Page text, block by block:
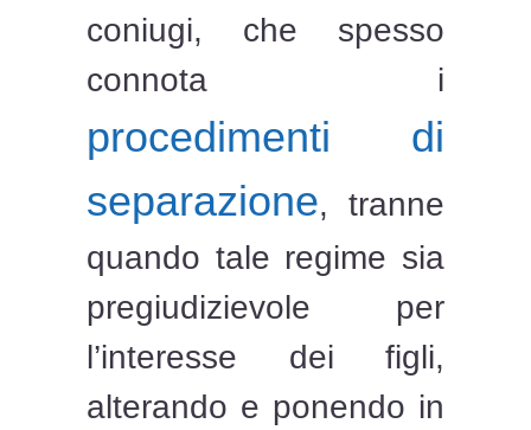
coniugi, che spesso
connota i
procedimenti di
separazione, tranne
quando tale regime sia
pregiudizievole per
l’interesse dei figli,
alterando e ponendo in